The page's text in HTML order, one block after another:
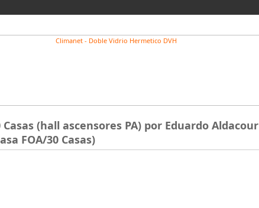
Casas (hall ascensores PA) por Eduardo Aldacour
FOA/30 Casas)